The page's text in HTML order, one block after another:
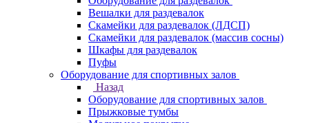
Вешалки для раздевалок
Скамейки для раздевалок (ЛДСП)
Скамейки для раздевалок (массив сосны)
Шкафы для раздевалок
Пуфы
Оборудование для спортивных залов
Назад
Оборудование для спортивных залов
Прыжковые тумбы